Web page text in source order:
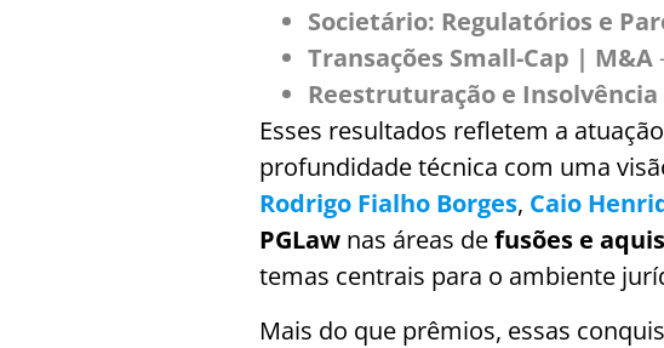
Societário: Regulatórios e
Transações Small-Cap | M&A
Reestruturação e
Esses resultados refletem a
profundidade técnica com uma
Rodrigo Fialho Borges, Caio
PGLaw nas áreas defusões e
temas centrais para o ambiente
Mais do que prêmios, essas